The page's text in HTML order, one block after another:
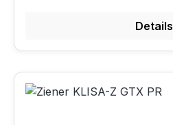
Details